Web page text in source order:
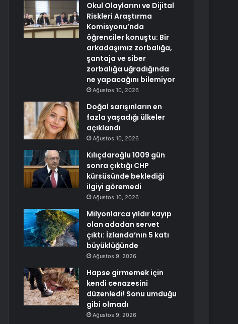
Okul Olaylarını ve Dijital
Riskleri Araştırma
Komisyonu’nda
öğrenciler konuştu: Bir
arkadaşımız zorbalığa,
şantaja ve siber
zorbalığa uğradığında
ne yapacağını bilemiyor
Ağustos 10, 2026
Doğal sarışınların en
fazla yaşadığı ülkeler
açıklandı
Ağustos 10, 2026
Kılıçdaroğlu 1009 gün
sonra çıktığı CHP
kürsüsünde beklediği
ilgiyi göremedi
Ağustos 10, 2026
Milyonlarca yıldır kayıp
olan adadan servet
çıktı: İzlanda’nın 5 katı
büyüklüğünde
Ağustos 9, 2026
Hapse girmemek için
kendi cenazesini
düzenledi! Sonu umduğu
gibi olmadı
Ağustos 9, 2026